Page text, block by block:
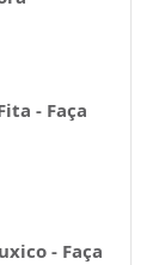
- Faça
- Faça